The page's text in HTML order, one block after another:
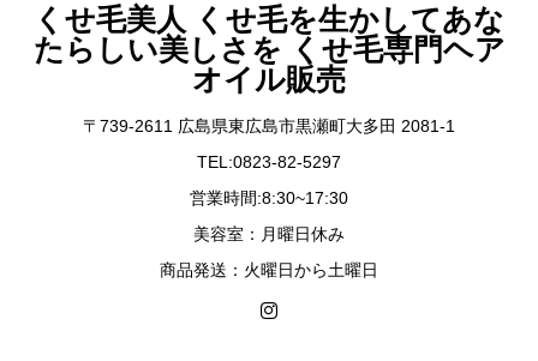
くせ毛美人 くせ毛を生かしてあな
たらしい美しさを くせ毛専門ヘア
オイル販売
〒739-2611 広島県東広島市黒瀬町大多田 2081-1
TEL:0823-82-5297
営業時間:8:30~17:30
美容室：月曜日休み
商品発送：火曜日から土曜日